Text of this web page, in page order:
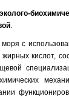
.
с
кислот,